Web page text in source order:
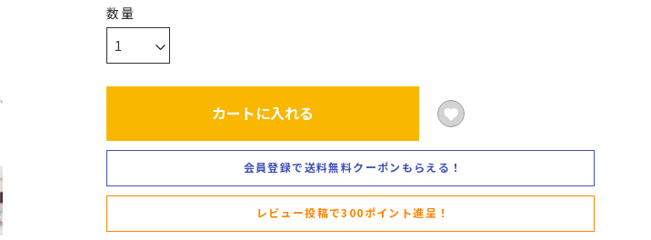
カートに入れる
会員登録で送料無料クーポンもらえる！
レビュー投稿で300ポイント進呈！